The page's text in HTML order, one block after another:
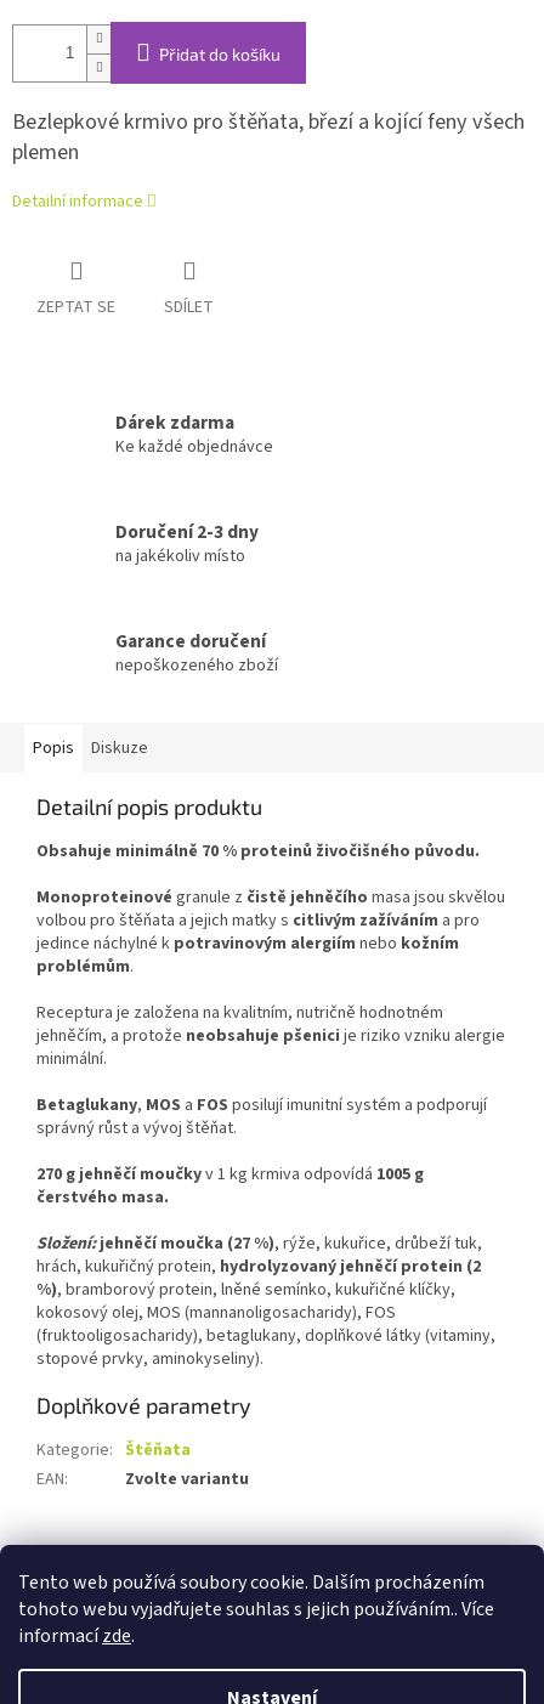
Tento web používá soubory cookie. Dalším procházením
tohoto webu vyjadřujete souhlas s jejich používáním.. Více
informacízde.
Nastavení
Přidat do košíku
Bezlepkové krmivo pro štěňata, březí a kojící feny všech
plemen
Detailní informace
ZEPTAT SE SDÍLET
Dárek zdarma
Ke každé objednávce
Doručení 2-3 dny
na jakékoliv místo
Garance doručení
nepoškozeného zboží
Popis Diskuze
Detailní popis produktu
Obsahuje minimálně 70 % proteinů živočišného původu.
Monoproteinové granule z čistě jehněčího masa jsou skvělou
volbou pro štěňata a jejich matky s citlivým zažíváním a pro
jedince náchylné k potravinovým alergiím nebo kožním
problémům.
Receptura je založena na kvalitním, nutričně hodnotném
jehněčím, a protože neobsahuje pšenici je riziko vzniku alergie
minimální.
Betaglukany, MOS a FOS posilují imunitní systém a podporují
správný růst a vývoj štěňat.
270 g jehněčí moučkyv 1 kg krmiva odpovídá 1005 g
čerstvého masa.
Složení:jehněčí moučka (27 %), rýže, kukuřice, drůbeží tuk,
hrách, kukuřičný protein, hydrolyzovaný jehněčí protein (2
%), bramborový protein, lněné semínko, kukuřičné klíčky,
kokosový olej, MOS (mannanoligosacharidy), FOS
(fruktooligosacharidy), betaglukany, doplňkové látky (vitaminy,
stopové prvky, aminokyseliny).
Doplňkové parametry
Kategorie: Štěňata
EAN: Zvolte variantu
Z